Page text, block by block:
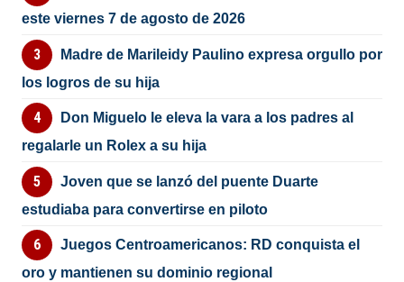
este viernes 7 de agosto de 2026
Madre de Marileidy Paulino expresa orgullo por
los logros de su hija
Don Miguelo le eleva la vara a los padres al
regalarle un Rolex a su hija
Joven que se lanzó del puente Duarte
estudiaba para convertirse en piloto
Juegos Centroamericanos: RD conquista el
oro y mantienen su dominio regional